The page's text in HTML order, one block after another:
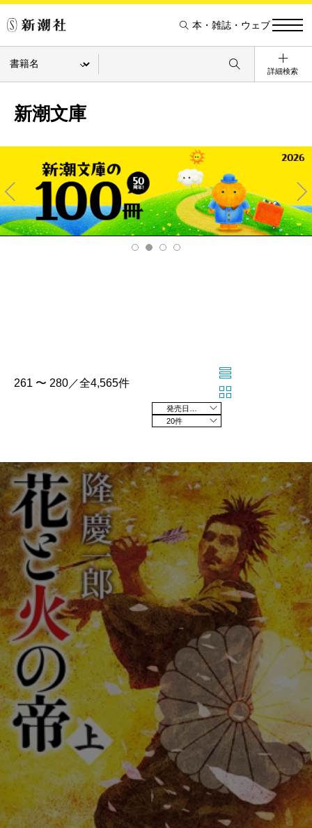
本・雑誌・ウェブ
詳細検索
新潮文庫
Pre
v
Ne
xt
261 〜 280／全4,565件
20件